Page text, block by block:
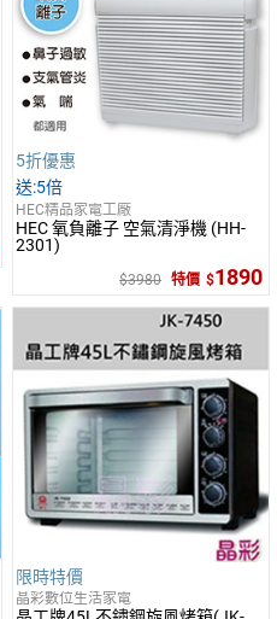
5折優惠
5倍
HEC精品家電工廠
HEC 氧負離子 空氣清淨機 (HH-
2301)
3980 特價 1890
限時特價
晶彩數位生活家電